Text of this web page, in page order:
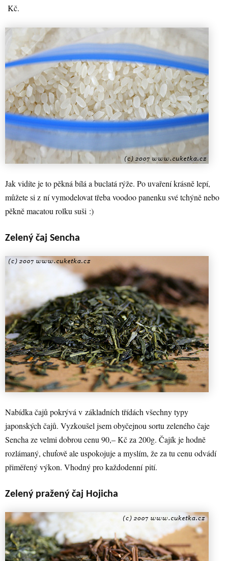
Kč.
Jak vidíte je to pěkná bílá a buclatá rýže. Po uvaření krásně lepí,
můžete si z ní vymodelovat třeba voodoo panenku své tchýně nebo
pěkně macatou rolku suši :)
Zelený čaj Sencha
Nabídka čajů pokrývá v základních třídách všechny typy
japonských čajů. Vyzkoušel jsem obyčejnou sortu zeleného čaje
Sencha ze velmi dobrou cenu 90,– Kč za 200g. Čajík je hodně
rozlámaný, chuťově ale uspokojuje a myslím, že za tu cenu odvádí
přiměřený výkon. Vhodný pro každodenní pití.
Zelený pražený čaj Hojicha